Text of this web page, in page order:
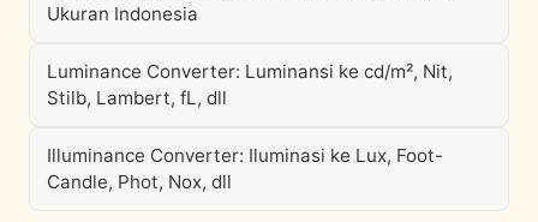
Ukuran Indonesia
Luminance Converter: Luminansi ke cd/m², Nit,
Stilb, Lambert, fL, dll
Illuminance Converter: Iluminasi ke Lux, Foot-
Candle, Phot, Nox, dll